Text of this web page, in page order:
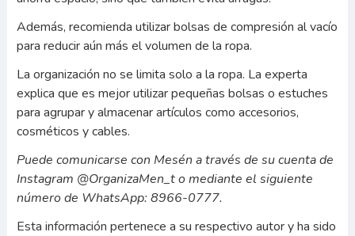
Además, recomienda utilizar bolsas de compresión al vacío
para reducir aún más el volumen de la ropa.
La organización no se limita solo a la ropa. La experta
explica que es mejor utilizar pequeñas bolsas o estuches
para agrupar y almacenar artículos como accesorios,
cosméticos y cables.
Puede comunicarse con Mesén a través de su cuenta de
Instagram @OrganizaMen_t o mediante el siguiente
número de WhatsApp: 8966-0777.
Esta información pertenece a su respectivo autor y ha sido